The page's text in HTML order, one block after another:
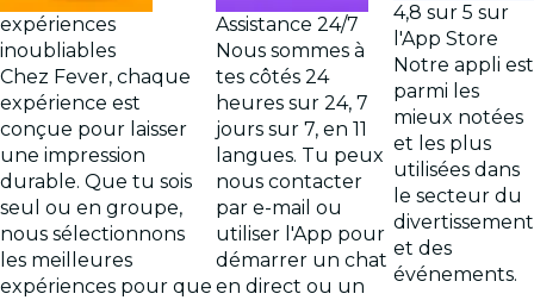
expériences
inoubliables
Chez Fever, chaque
expérience est
conçue pour laisser
une impression
durable. Que tu sois
seul ou en groupe,
nous sélectionnons
les meilleures
expériences pour que
Assistance 24/7
Nous sommes à
tes côtés 24
heures sur 24, 7
jours sur 7, en 11
langues. Tu peux
nous contacter
par e-mail ou
utiliser l'App pour
démarrer un chat
en direct ou un
4,8 sur 5 sur
l'App Store
Notre appli est
parmi les
mieux notées
et les plus
utilisées dans
le secteur du
divertissement
et des
événements.